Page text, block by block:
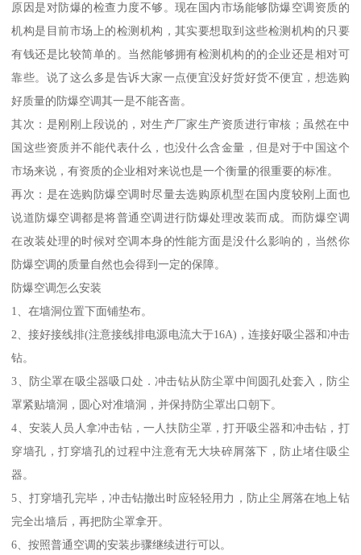
原因是对防爆的检查力度不够。现在国内市场能够防爆空调资质的
机构是目前市场上的检测机构，其实要想取到这些检测机构的只要
有钱还是比较简单的。当然能够拥有检测机构的的企业还是相对可
靠些。说了这么多是告诉大家一点便宜没好货好货不便宜，想选购
好质量的防爆空调其一是不能吝啬。
其次：是刚刚上段说的，对生产厂家生产资质进行审核；虽然在中
国这些资质并不能代表什么，也没什么含金量，但是对于中国这个
市场来说，有资质的企业相对来说也是一个衡量的很重要的标准。
再次：是在选购防爆空调时尽量去选购原机型在国内度较刚上面也
说道防爆空调都是将普通空调进行防爆处理改装而成。而防爆空调
在改装处理的时候对空调本身的性能方面是没什么影响的，当然你
防爆空调的质量自然也会得到一定的保障。
防爆空调怎么安装
1、在墙洞位置下面铺垫布。
2、接好接线排(注意接线排电源电流大于16A)，连接好吸尘器和冲击
钻。
3、防尘罩在吸尘器吸口处．冲击钻从防尘罩中间圆孔处套入，防尘
罩紧贴墙洞，圆心对准墙洞，并保持防尘罩出口朝下。
4、安装人员人拿冲击钻，一人扶防尘罩，打开吸尘器和冲击钻，打
穿墙孔，打穿墙孔的过程中注意有无大块碎屑落下，防止堵住吸尘
器。
5、打穿墙孔完毕，冲击钻撤出时应轻轻用力，防止尘屑落在地上钻
完全出墙后，再把防尘罩拿开。
6、按照普通空调的安装步骤继续进行可以。